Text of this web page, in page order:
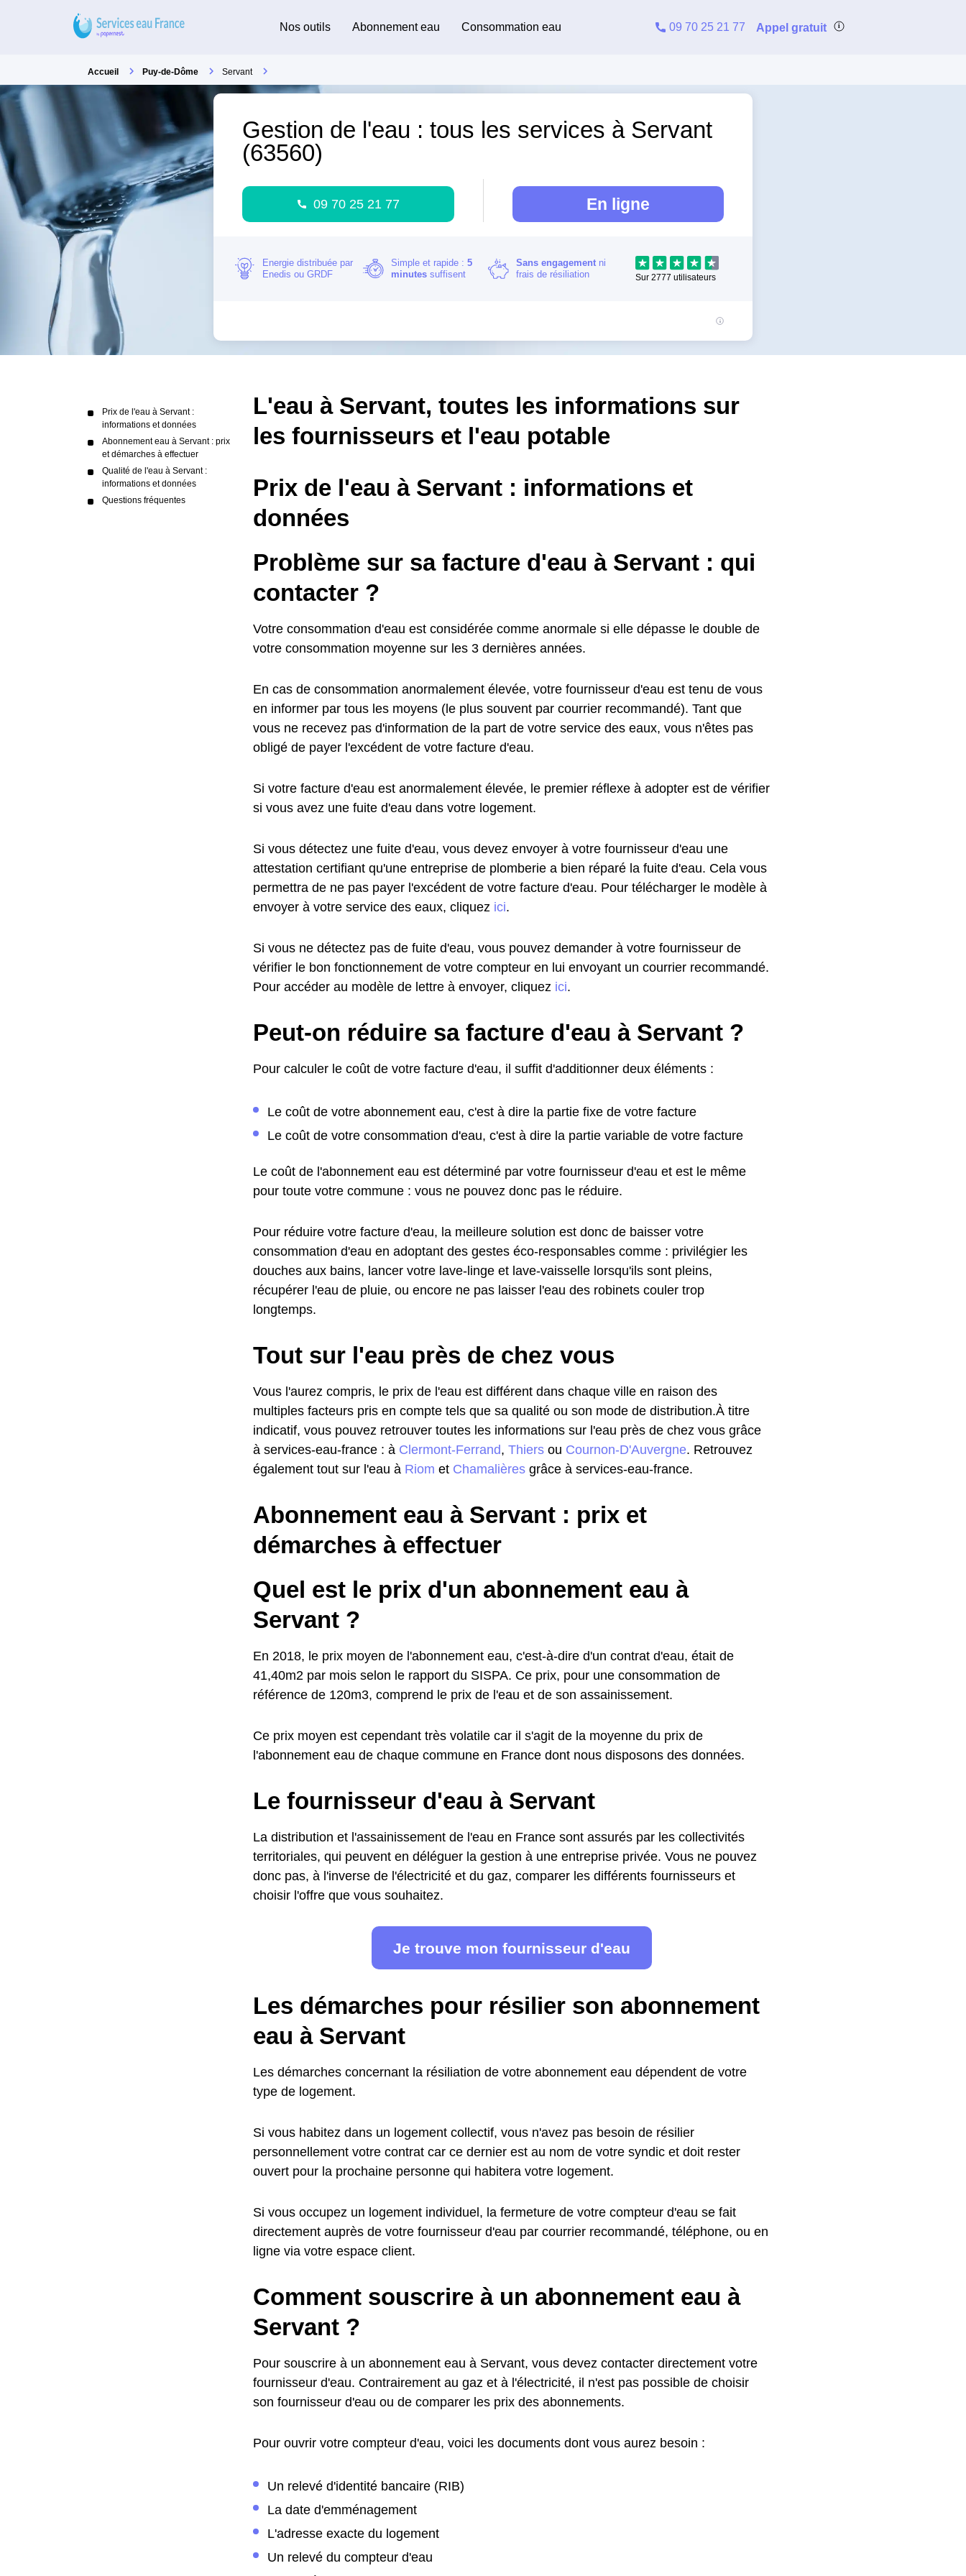
Nos outils Abonnement eau Consommation eau 09 70 25 21 77 Appel gratuit
Accueil Puy-de-Dôme Servant
Gestion de l'eau : tous les services à Servant
(63560)
09 70 25 21 77 En ligne
Energie distribuée par
Enedis ou GRDF
Simple et rapide : 5
minutessuffisent
Sans engagementni
frais de résiliation
Sur 2777 utilisateurs
Prix de l'eau à Servant :
informations et données
Abonnement eau à Servant : prix
et démarches à effectuer
Qualité de l'eau à Servant :
informations et données
Questions fréquentes
L'eau à Servant, toutes les informations sur
les fournisseurs et l'eau potable
Prix de l'eau à Servant : informations et
données
Problème sur sa facture d'eau à Servant : qui
contacter ?
Votre consommation d'eau est considérée comme anormale si elle dépasse le double de
votre consommation moyenne sur les 3 dernières années.
En cas de consommation anormalement élevée, votre fournisseur d'eau est tenu de vous
en informer par tous les moyens (le plus souvent par courrier recommandé). Tant que
vous ne recevez pas d'information de la part de votre service des eaux, vous n'êtes pas
obligé de payer l'excédent de votre facture d'eau.
Si votre facture d'eau est anormalement élevée, le premier réflexe à adopter est de vérifier
si vous avez une fuite d'eau dans votre logement.
Si vous détectez une fuite d'eau, vous devez envoyer à votre fournisseur d'eau une
attestation certifiant qu'une entreprise de plomberie a bien réparé la fuite d'eau. Cela vous
permettra de ne pas payer l'excédent de votre facture d'eau. Pour télécharger le modèle à
envoyer à votre service des eaux, cliquez ici.
Si vous ne détectez pas de fuite d'eau, vous pouvez demander à votre fournisseur de
vérifier le bon fonctionnement de votre compteur en lui envoyant un courrier recommandé.
Pour accéder au modèle de lettre à envoyer, cliquez ici.
Peut-on réduire sa facture d'eau à Servant ?
Pour calculer le coût de votre facture d'eau, il suffit d'additionner deux éléments :
Le coût de votre abonnement eau, c'est à dire la partie fixe de votre facture
Le coût de votre consommation d'eau, c'est à dire la partie variable de votre facture
Le coût de l'abonnement eau est déterminé par votre fournisseur d'eau et est le même
pour toute votre commune : vous ne pouvez donc pas le réduire.
Pour réduire votre facture d'eau, la meilleure solution est donc de baisser votre
consommation d'eau en adoptant des gestes éco-responsables comme : privilégier les
douches aux bains, lancer votre lave-linge et lave-vaisselle lorsqu'ils sont pleins,
récupérer l'eau de pluie, ou encore ne pas laisser l'eau des robinets couler trop
longtemps.
Tout sur l'eau près de chez vous
Vous l'aurez compris, le prix de l'eau est différent dans chaque ville en raison des
multiples facteurs pris en compte tels que sa qualité ou son mode de distribution.À titre
indicatif, vous pouvez retrouver toutes les informations sur l'eau près de chez vous grâce
à services-eau-france : à Clermont-Ferrand, Thiers ou Cournon-D'Auvergne. Retrouvez
également tout sur l'eau à Riom et Chamalières grâce à services-eau-france.
Abonnement eau à Servant : prix et
démarches à effectuer
Quel est le prix d'un abonnement eau à
Servant ?
En 2018, le prix moyen de l'abonnement eau, c'est-à-dire d'un contrat d'eau, était de
41,40m2 par mois selon le rapport du SISPA. Ce prix, pour une consommation de
référence de 120m3, comprend le prix de l'eau et de son assainissement.
Ce prix moyen est cependant très volatile car il s'agit de la moyenne du prix de
l'abonnement eau de chaque commune en France dont nous disposons des données.
Le fournisseur d'eau à Servant
La distribution et l'assainissement de l'eau en France sont assurés par les collectivités
territoriales, qui peuvent en déléguer la gestion à une entreprise privée. Vous ne pouvez
donc pas, à l'inverse de l'électricité et du gaz, comparer les différents fournisseurs et
choisir l'offre que vous souhaitez.
Je trouve mon fournisseur d'eau
Les démarches pour résilier son abonnement
eau à Servant
Les démarches concernant la résiliation de votre abonnement eau dépendent de votre
type de logement.
Si vous habitez dans un logement collectif, vous n'avez pas besoin de résilier
personnellement votre contrat car ce dernier est au nom de votre syndic et doit rester
ouvert pour la prochaine personne qui habitera votre logement.
Si vous occupez un logement individuel, la fermeture de votre compteur d'eau se fait
directement auprès de votre fournisseur d'eau par courrier recommandé, téléphone, ou en
ligne via votre espace client.
Comment souscrire à un abonnement eau à
Servant ?
Pour souscrire à un abonnement eau à Servant, vous devez contacter directement votre
fournisseur d'eau. Contrairement au gaz et à l'électricité, il n'est pas possible de choisir
son fournisseur d'eau ou de comparer les prix des abonnements.
Pour ouvrir votre compteur d'eau, voici les documents dont vous aurez besoin :
Un relevé d'identité bancaire (RIB)
La date d'emménagement
L'adresse exacte du logement
Un relevé du compteur d'eau